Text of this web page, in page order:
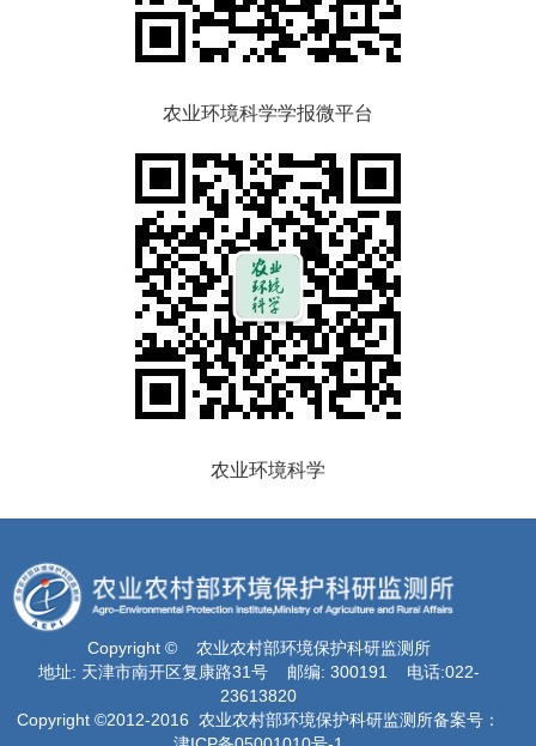
农业环境科学学报微平台
农业环境科学
Copyright © 农业农村部环境保护科研监测所
地址: 天津市南开区复康路31号 邮编: 300191 电话:022-
23613820
Copyright ©2012-2016 农业农村部环境保护科研监测所备案号：